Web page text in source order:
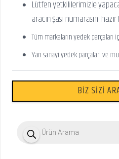
Lütfen yetkililerimizle
aracın şasi numarasını
Tüm markaların yedek
Yan sanayi yedek parçaları ve
BİZ SİZİ